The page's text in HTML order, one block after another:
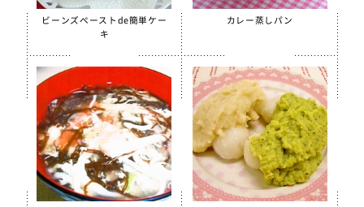
食物繊維
季節・行事食
春
夏 秋
冬
行事食
郷土料理
ビーンズペーストde簡単ケー
キ
カレー蒸しパン